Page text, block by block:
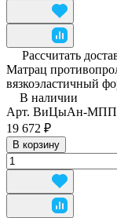
Рассчитать
Матрац
вязкоэластичный
В наличии
Арт. ВиЦыАн-
19 672 ₽
В корзину